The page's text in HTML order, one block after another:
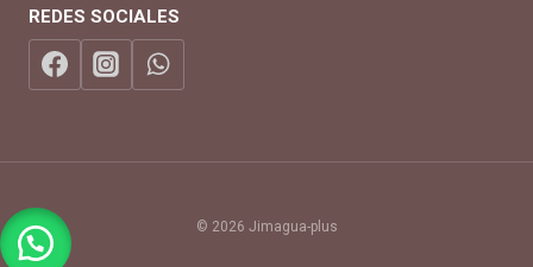
REDES SOCIALES
© 2026 Jimagua-plus